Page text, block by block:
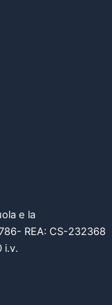
e la
REA: CS-232368
i.v.